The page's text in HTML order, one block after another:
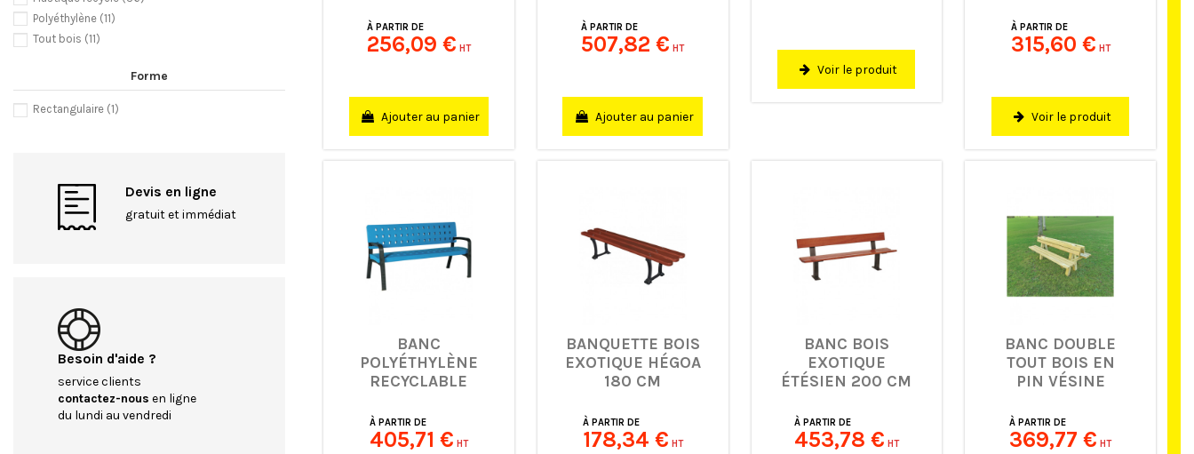
Polyéthylène (11)
Tout bois (11)
Forme
Rectangulaire (1)
Devis en ligne
gratuit et immédiat
Besoin d'aide ?
service clients
contactez-nous en ligne
du lundi au vendredi
À PARTIR DE
256,09 € HT
Ajouter au panier
À PARTIR DE
507,82 € HT
Ajouter au panier
Voir le produit
À PARTIR DE
315,60 € HT
Voir le produit
BANC
POLYÉTHYLÈNE
RECYCLABLE
À PARTIR DE
405,71 € HT
BANQUETTE BOIS
EXOTIQUE HÉGOA
180 CM
À PARTIR DE
178,34 € HT
BANC BOIS
EXOTIQUE
ÉTÉSIEN 200 CM
À PARTIR DE
453,78 € HT
BANC DOUBLE
TOUT BOIS EN
PIN VÉSINE
À PARTIR DE
369,77 € HT